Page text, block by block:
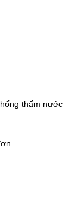
thấm nước